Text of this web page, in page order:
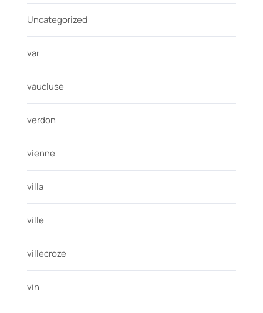
Uncategorized
var
vaucluse
verdon
vienne
villa
ville
villecroze
vin